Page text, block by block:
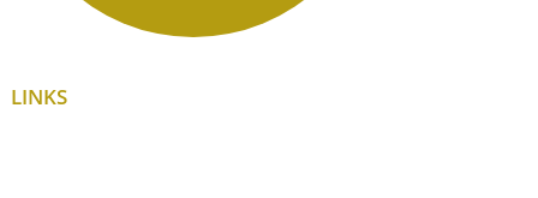
LINKS